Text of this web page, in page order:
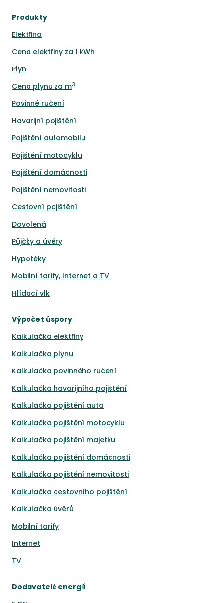
Produkty
Elektřina
Cena elektřiny za 1 kWh
Plyn
Cena plynu za m3
Povinné ručení
Havarijní pojištění
Pojištění automobilu
Pojištění motocyklu
Pojištění domácnosti
Pojištění nemovitosti
Cestovní pojištění
Dovolená
Půjčky a úvěry
Hypotéky
Mobilní tarify, Internet a TV
Hlídací vlk
Výpočet úspory
Kalkulačka elektřiny
Kalkulačka plynu
Kalkulačka povinného ručení
Kalkulačka havarijního pojištění
Kalkulačka pojištění auta
Kalkulačka pojištění motocyklu
Kalkulačka pojištění majetku
Kalkulačka pojištění domácnosti
Kalkulačka pojištění nemovitosti
Kalkulačka cestovního pojištění
Kalkulačka úvěrů
Mobilní tarify
Internet
TV
Dodavatelé energií